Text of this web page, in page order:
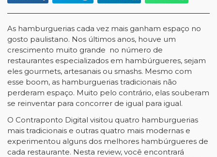
As hamburguerias cada vez mais ganham espaço no
gosto paulistano. Nos últimos anos, houve um
crescimento muito grande no número de
restaurantes especializados em hambúrgueres, sejam
eles gourmets, artesanais ou smashs. Mesmo com
esse boom, as hamburguerias tradicionais não
perderam espaço. Muito pelo contrário, elas souberam
se reinventar para concorrer de igual para igual.
O Contraponto Digital visitou quatro hamburguerias
mais tradicionais e outras quatro mais modernas e
experimentou alguns dos melhores hambúrgueres de
cada restaurante. Nesta review, você encontrará